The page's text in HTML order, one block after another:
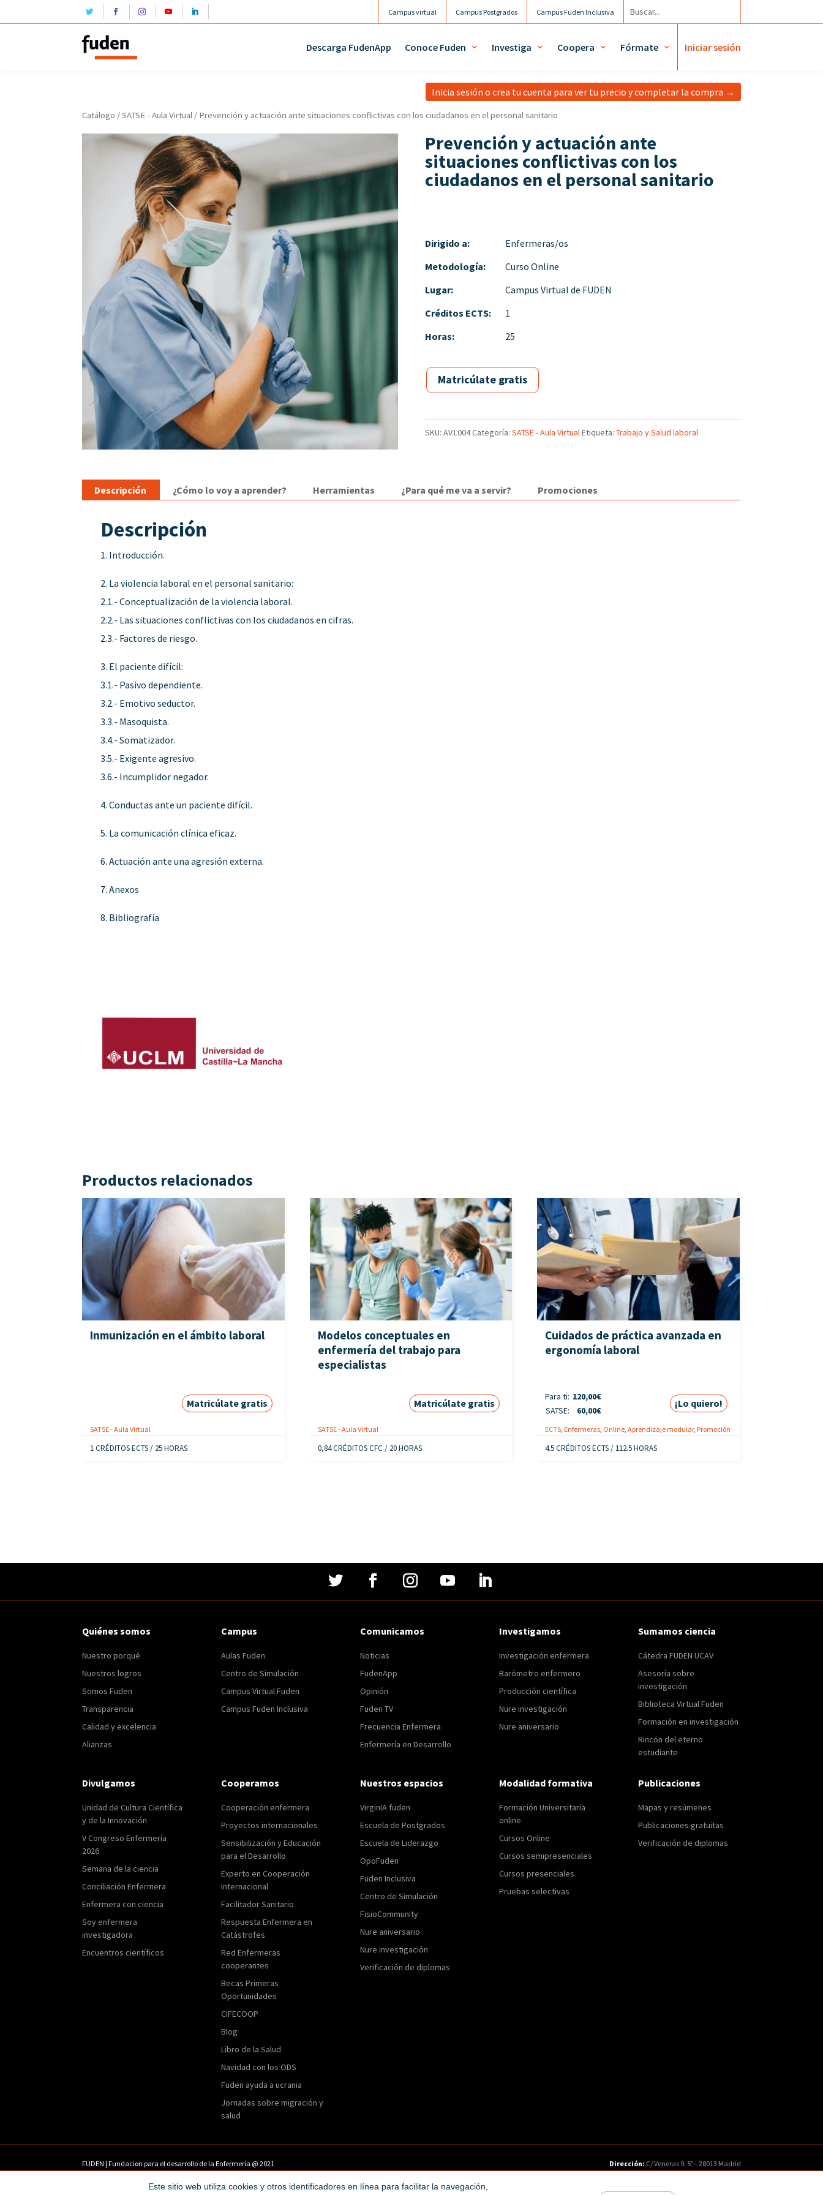
Este sitio web utiliza cookies y otros identificadores en línea para facilitar la navegación,
Campus Fuden Inclusiva
Campus Postgrados
Campus virtual
Descarga FudenApp Conoce Fuden Investiga Coopera Fórmate Iniciar sesión
Catálogo /SATSE - Aula Virtual / Prevención y actuación ante situaciones conflictivas con los ciudadanos en el personal sanitario
Inicia sesión o crea tu cuenta para ver tu precio y completar la compra →
Prevención y actuación ante
situaciones conflictivas con los
ciudadanos en el personal sanitario
Dirigido a:
Enfermeras/os
Metodología:
Curso Online
Lugar:
Campus Virtual de FUDEN
Créditos ECTS:
1
Horas:
25
Matricúlate gratis
SKU: AV.L004Categoría: SATSE - Aula Virtual Etiqueta: Trabajo y Salud laboral
Descripción ¿Cómo lo voy a aprender? Herramientas ¿Para qué me va a servir? Promociones
Descripción
1. Introducción.
2. La violencia laboral en el personal sanitario:
2.1.- Conceptualización de la violencia laboral.
2.2.- Las situaciones conflictivas con los ciudadanos en cifras.
2.3.- Factores de riesgo.
3. El paciente difícil:
3.1.- Pasivo dependiente.
3.2.- Emotivo seductor.
3.3.- Masoquista.
3.4.- Somatizador.
3.5.- Exigente agresivo.
3.6.- Incumplidor negador.
4. Conductas ante un paciente difícil.
5. La comunicación clínica eficaz.
6. Actuación ante una agresión externa.
7. Anexos
8. Bibliografía
Productos relacionados
Inmunización en el ámbito laboral
Matricúlate gratis
SATSE - Aula Virtual
1 CRÉDITOS ECTS / 25 HORAS
Modelos conceptuales en
enfermería del trabajo para
especialistas
Matricúlate gratis
SATSE - Aula Virtual
0,84 CRÉDITOS CFC / 20 HORAS
Cuidados de práctica avanzada en
ergonomía laboral
Para ti: 120,00€
SATSE:
60,00€
¡Lo quiero!
ECTS, Enfermeras, Online,Aprendizaje modular, Promoción
4.5 CRÉDITOS ECTS / 112.5 HORAS
Quiénes somos
Nuestro porqué
Nuestros logros
Somos Fuden
Transparencia
Calidad y excelencia
Alianzas
Campus
Aulas Fuden
Centro de Simulación
Campus Virtual Fuden
Campus Fuden Inclusiva
Comunicamos
Noticias
FudenApp
Opinión
Fuden TV
Frecuencia Enfermera
Enfermería en Desarrollo
Investigamos
Investigación enfermera
Barómetro enfermero
Producción científica
Nure investigación
Nure aniversario
Sumamos ciencia
Cátedra FUDEN UCAV
Asesoría sobre
investigación
Biblioteca Virtual Fuden
Formación en investigación
Rincón del eterno
estudiante
Divulgamos
Unidad de Cultura Científica
y de la Innovación
V Congreso Enfermería
2026
Semana de la ciencia
Conciliación Enfermera
Enfermera con ciencia
Soy enfermera
investigadora
Encuentros científicos
Cooperamos
Cooperación enfermera
Proyectos internacionales
Sensibilización y Educación
para el Desarrollo
Experto en Cooperación
Internacional
Facilitador Sanitario
Respuesta Enfermera en
Catástrofes
Red Enfermeras
cooperantes
Becas Primeras
Oportunidades
CIFECOOP
Blog
Libro de la Salud
Navidad con los ODS
Fuden ayuda a ucrania
Jornadas sobre migración y
salud
Nuestros espacios
VirginIA fuden
Escuela de Postgrados
Escuela de Liderazgo
OpoFuden
Fuden Inclusiva
Centro de Simulación
FisioCommunity
Nure aniversario
Nure investigación
Verificación de diplomas
Modalidad formativa
Formación Universitaria
online
Cursos Online
Cursos semipresenciales
Cursos presenciales
Pruebas selectivas
Publicaciones
Mapas y resúmenes
Publicaciones gratuitas
Verificación de diplomas
FUDEN | Fundacion para el desarrollo de la Enfermería @ 2021
Dirección: C/ Veneras 9. 5ª – 28013 Madrid